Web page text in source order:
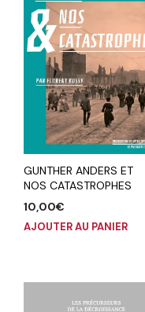
GUNTHER ANDERS ET
NOS CATASTROPHES
10,00€
AJOUTER AU PANIER